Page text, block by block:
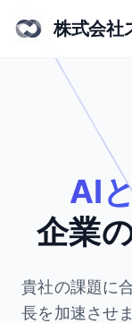
株式会社
AI
企業
貴社の課題に
長を加速させま